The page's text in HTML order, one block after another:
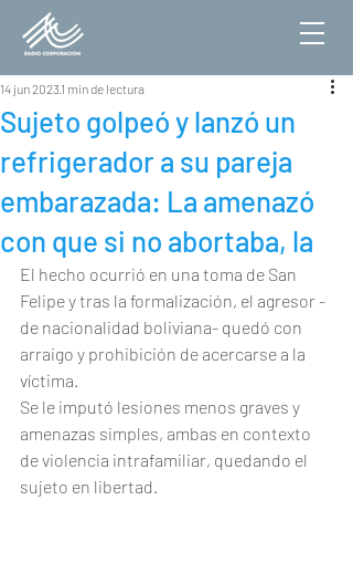
Sujeto golpeó y lanzó un
refrigerador a su pareja
embarazada: La amenazó
con que si no abortaba, la
14 jun 2023 1 min de lectura
El hecho ocurrió en una toma de San
Felipe y tras la formalización, el agresor -
de nacionalidad boliviana- quedó con
arraigo y prohibición de acercarse a la
víctima.
Se le imputó lesiones menos graves y
amenazas simples, ambas en contexto
de violencia intrafamiliar, quedando el
sujeto en libertad.